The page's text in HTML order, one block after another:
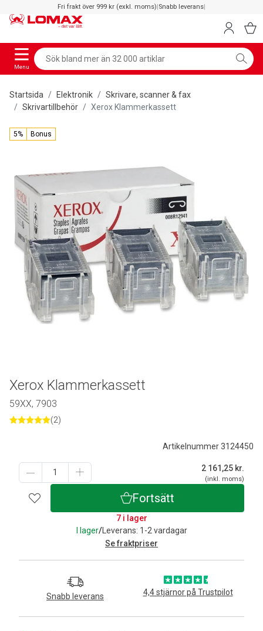
Fri frakt över 999 kr (exkl. moms)|Snabb leverans|
Menu
Startsida Elektronik
Skrivare, scanner & fax
Skrivartillbehör
Xerox Klammerkassett
5% Bonus
Artikelnummer 3124450
2 161,25 kr.
(inkl. moms)
Fortsätt
7 i lager
I lager/Leverans: 1-2 vardagar
Se fraktpriser
Snabb leverans 4,4 stjärnor på Trustpilot
Xerox Klammerkassett
59XX, 7903
(2)